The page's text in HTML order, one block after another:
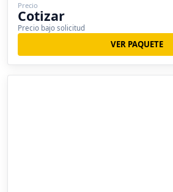
Precio
Cotizar
Precio bajo solicitud
VER PAQUETE